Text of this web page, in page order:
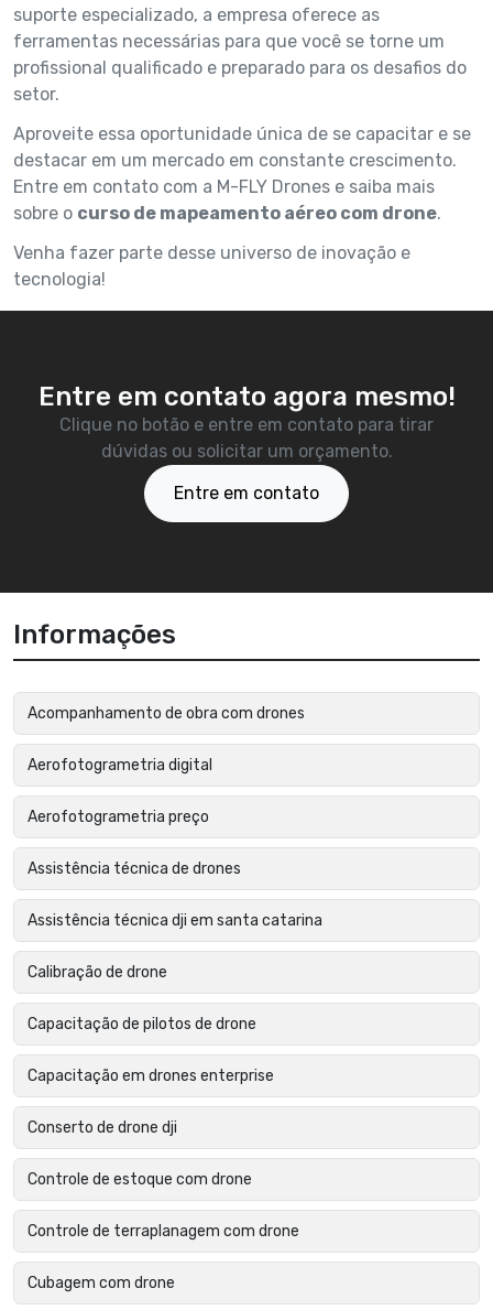
suporte especializado, a empresa oferece as
ferramentas necessárias para que você se torne um
profissional qualificado e preparado para os desafios do
setor.
Aproveite essa oportunidade única de se capacitar e se
destacar em um mercado em constante crescimento.
Entre em contato com a M-FLY Drones e saiba mais
sobre o curso de mapeamento aéreo com drone.
Venha fazer parte desse universo de inovação e
tecnologia!
Entre em contato agora mesmo!
Clique no botão e entre em contato para tirar
dúvidas ou solicitar um orçamento.
Entre em contato
Informações
Acompanhamento de obra com drones
Aerofotogrametria digital
Aerofotogrametria preço
Assistência técnica de drones
Assistência técnica dji em santa catarina
Calibração de drone
Capacitação de pilotos de drone
Capacitação em drones enterprise
Conserto de drone dji
Controle de estoque com drone
Controle de terraplanagem com drone
Cubagem com drone